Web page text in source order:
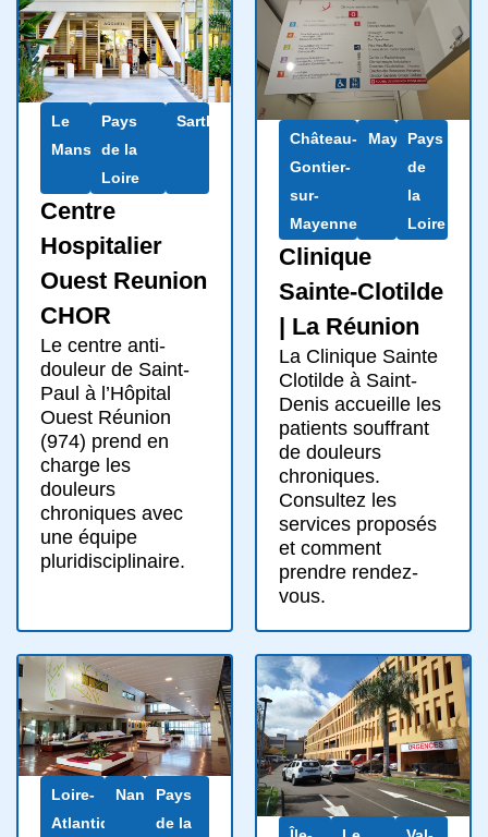
Le
Mans
Pays
de la
Loire
Sarthe
Centre
Hospitalier
Ouest Reunion
CHOR
Le centre anti-
douleur de Saint-
Paul à l’Hôpital
Ouest Réunion
(974) prend en
charge les
douleurs
chroniques avec
une équipe
pluridisciplinaire.
Château-
Gontier-
sur-
Mayenne
Mayenne
Pays
de
la
Loire
Clinique
Sainte-Clotilde
| La Réunion
La Clinique Sainte
Clotilde à Saint-
Denis accueille les
patients souffrant
de douleurs
chroniques.
Consultez les
services proposés
et comment
prendre rendez-
vous.
Loire-
Atlantique
NantesPays
de la